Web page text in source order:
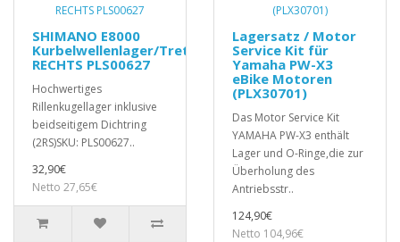
SHIMANO E8000
Kurbelwellenlager/Tretlager
RECHTS PLS00627
Hochwertiges
Rillenkugellager inklusive
beidseitigem Dichtring
(2RS)SKU: PLS00627..
32,90€
Netto 27,65€
Lagersatz / Motor
Service Kit für
Yamaha PW-X3
eBike Motoren
(PLX30701)
Das Motor Service Kit
YAMAHA PW-X3 enthält
Lager und O-Ringe,die zur
Überholung des
Antriebsstr..
124,90€
Netto 104,96€